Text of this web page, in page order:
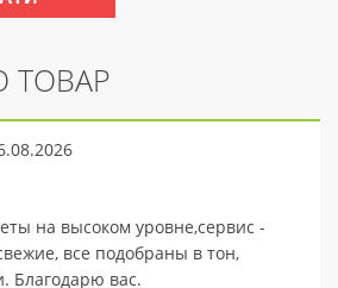
ТОВАР
на высоком уровне,сервис -
все подобраны в тон,
Благодарю вас.